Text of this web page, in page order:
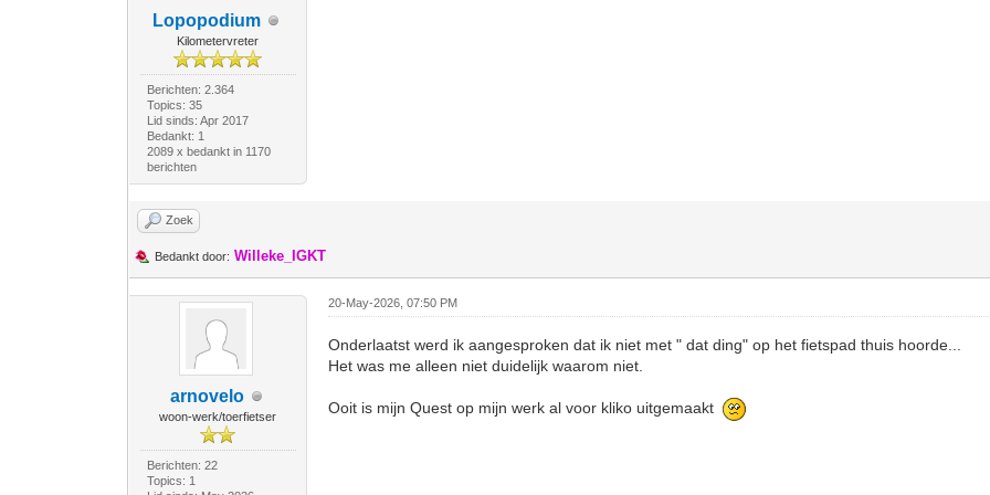
Lopopodium
Kilometervreter
Berichten: 2.364
Topics: 35
Lid sinds: Apr 2017
Bedankt: 1
2089 x bedankt in 1170
berichten
Zoek
Bedankt door: Willeke_IGKT
arnovelo
woon-werk/toerfietser
Berichten: 22
Topics: 1
20-May-2026, 07:50 PM
Onderlaatst werd ik aangesproken dat ik niet met " dat ding" op het fietspad thuis hoorde...
Het was me alleen niet duidelijk waarom niet.
Ooit is mijn Quest op mijn werk al voor kliko uitgemaakt